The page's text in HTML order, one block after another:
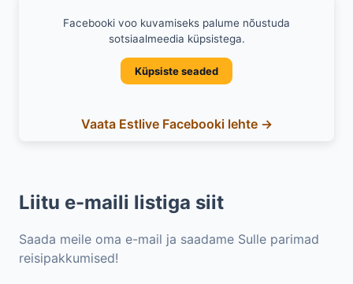
Facebooki voo kuvamiseks palume nõustuda
sotsiaalmeedia küpsistega.
Küpsiste seaded
Vaata Estlive Facebooki lehte →
Liitu e-maili listiga siit
Saada meile oma e-mail ja saadame Sulle parimad
reisipakkumised!